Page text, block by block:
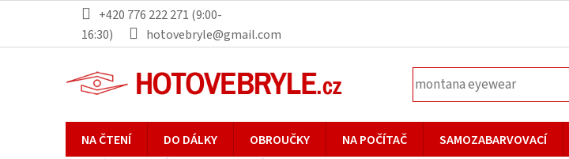
obsah
+420 776 222 271 (9:00-
16:30)
hotovebryle@gmail.com
NA ČTENÍ DO DÁLKY OBROUČKY NA POČÍTAČ SAMOZABARVOVACÍ